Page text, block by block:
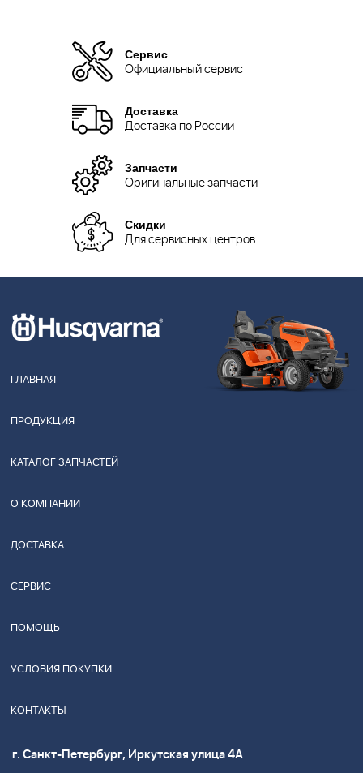
Сервис
Официальный сервис
Доставка
Доставка по России
Запчасти
Оригинальные запчасти
Скидки
Для сервисных центров
ГЛАВНАЯ
ПРОДУКЦИЯ
КАТАЛОГ ЗАПЧАСТЕЙ
О КОМПАНИИ
ДОСТАВКА
СЕРВИС
ПОМОЩЬ
УСЛОВИЯ ПОКУПКИ
КОНТАКТЫ
г. Санкт-Петербург, Иркутская улица 4А